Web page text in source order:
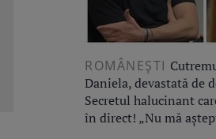
ROMÂNEŞTI
Daniela, devastată de
Secretul halucinant
în direct! „Nu mă